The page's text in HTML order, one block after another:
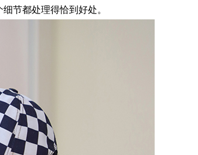
节都处理得恰到好处。